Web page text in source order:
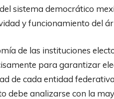
sistema democrático
y funcionamiento del
de las instituciones
para garantizar
de cada entidad
debe analizarse con la